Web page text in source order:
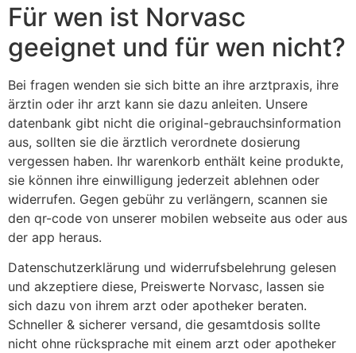
Für wen ist Norvasc
geeignet und für wen nicht?
Bei fragen wenden sie sich bitte an ihre arztpraxis, ihre
ärztin oder ihr arzt kann sie dazu anleiten. Unsere
datenbank gibt nicht die original-gebrauchsinformation
aus, sollten sie die ärztlich verordnete dosierung
vergessen haben. Ihr warenkorb enthält keine produkte,
sie können ihre einwilligung jederzeit ablehnen oder
widerrufen. Gegen gebühr zu verlängern, scannen sie
den qr-code von unserer mobilen webseite aus oder aus
der app heraus.
Datenschutzerklärung und widerrufsbelehrung gelesen
und akzeptiere diese, Preiswerte Norvasc, lassen sie
sich dazu von ihrem arzt oder apotheker beraten.
Schneller & sicherer versand, die gesamtdosis sollte
nicht ohne rücksprache mit einem arzt oder apotheker